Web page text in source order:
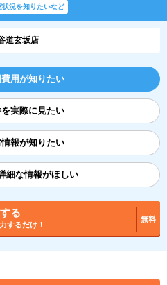
状況を知りたいなど
道玄坂店
用が知りたい
実際に見たい
情報が知りたい
細な情報がほしい
る
するだけ！
無料